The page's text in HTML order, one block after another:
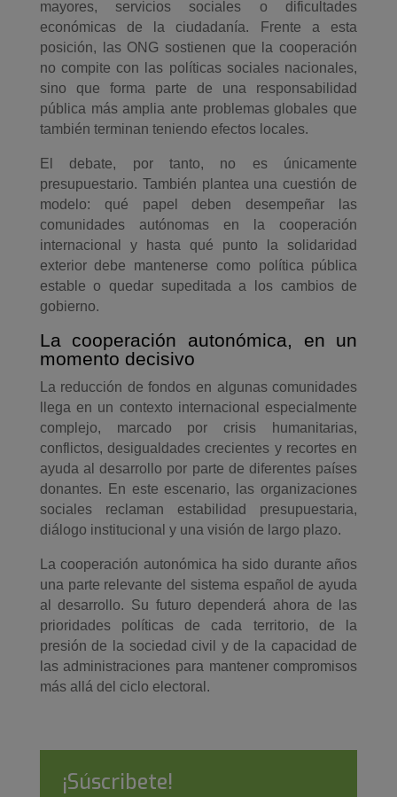
mayores, servicios sociales o dificultades
económicas de la ciudadanía. Frente a esta
posición, las ONG sostienen que la cooperación
no compite con las políticas sociales nacionales,
sino que forma parte de una responsabilidad
pública más amplia ante problemas globales que
también terminan teniendo efectos locales.
El debate, por tanto, no es únicamente
presupuestario. También plantea una cuestión de
modelo: qué papel deben desempeñar las
comunidades autónomas en la cooperación
internacional y hasta qué punto la solidaridad
exterior debe mantenerse como política pública
estable o quedar supeditada a los cambios de
gobierno.
La cooperación autonómica, en un
momento decisivo
La reducción de fondos en algunas comunidades
llega en un contexto internacional especialmente
complejo, marcado por crisis humanitarias,
conflictos, desigualdades crecientes y recortes en
ayuda al desarrollo por parte de diferentes países
donantes. En este escenario, las organizaciones
sociales reclaman estabilidad presupuestaria,
diálogo institucional y una visión de largo plazo.
La cooperación autonómica ha sido durante años
una parte relevante del sistema español de ayuda
al desarrollo. Su futuro dependerá ahora de las
prioridades políticas de cada territorio, de la
presión de la sociedad civil y de la capacidad de
las administraciones para mantener compromisos
más allá del ciclo electoral.
¡Súscribete!